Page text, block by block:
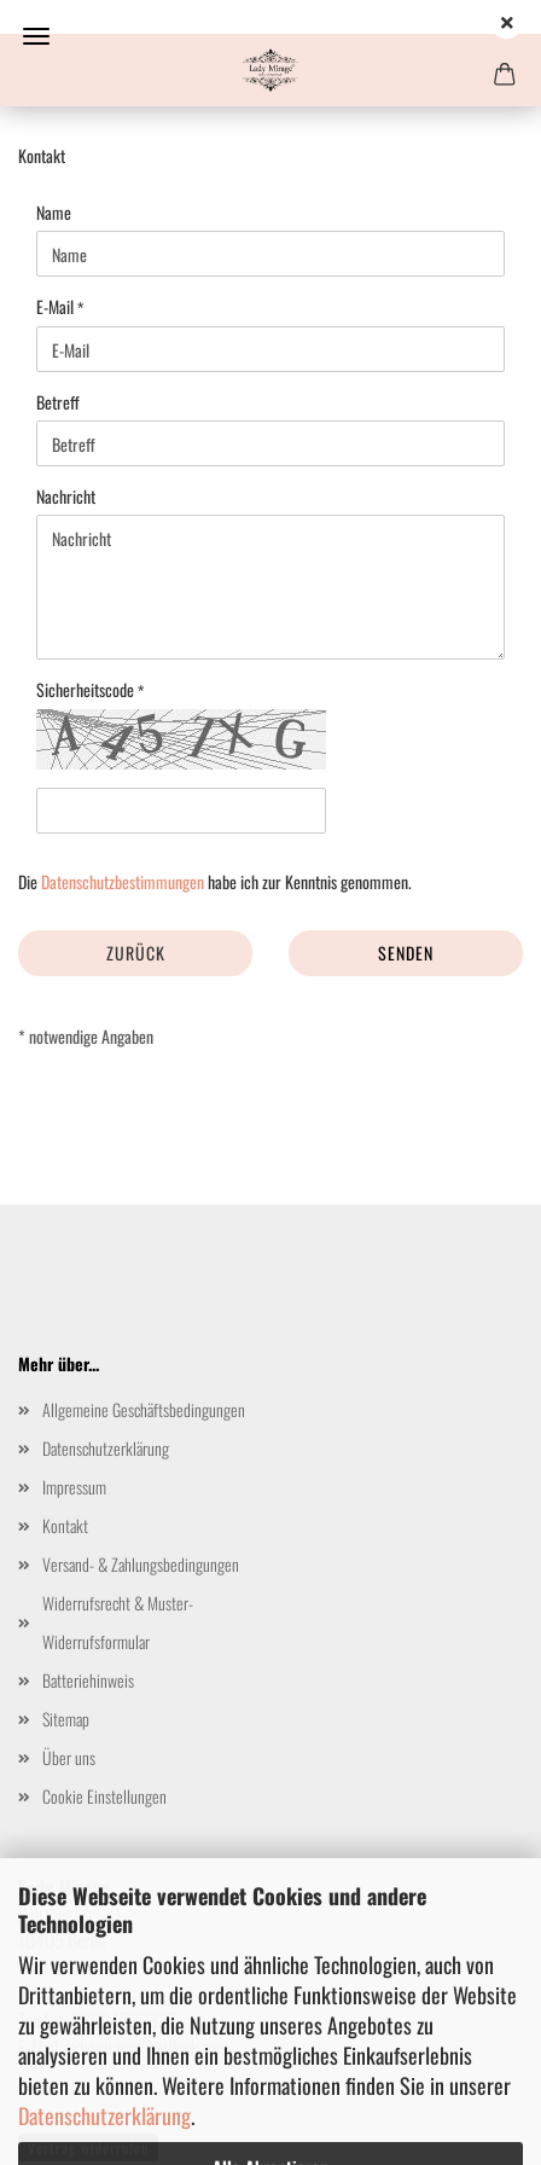
Diese Webseite verwendet Cookies und andere
Technologien
Wir verwenden Cookies und ähnliche Technologien, auch von
Drittanbietern, um die ordentliche Funktionsweise der Website
zu gewährleisten, die Nutzung unseres Angebotes zu
analysieren und Ihnen ein bestmögliches Einkaufserlebnis
bieten zu können. Weitere Informationen finden Sie in unserer
Datenschutzerklärung.
Kontakt
KONTAKT
Name
E-Mail
Betreff
Nachricht
Sicherheitscode
DATENSCHUTZBESTIMMUNGEN
DieDatenschutzbestimmungenhabe ich zur Kenntnis genommen.
ZURÜCK SENDEN
* notwendige Angaben
Mehr über...
Allgemeine Geschäftsbedingungen
Datenschutzerklärung
Impressum
Kontakt
Versand- & Zahlungsbedingungen
Widerrufsrecht & Muster-
Widerrufsformular
Batteriehinweis
Sitemap
Über uns
Cookie Einstellungen
Lady Mirage
Wörther Str. 20
10405 Berlin
Deutschland
Telefon: 03024536337
E-Mail: ladymirage@outlook.com
Vertrag widerrufen